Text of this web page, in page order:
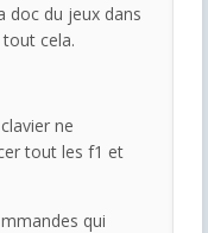
doc du jeux dans
cela.
ne
tout les f1 et
qui